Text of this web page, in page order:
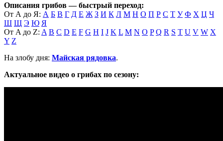
Описания грибов — быстрый переход:
От А до Я: А Б В Г Д Е Ж З И К Л М Н О П Р С Т У Ф Х Ц Ч
Ш Щ Э Ю Я
От A до Z: A B C D E F G H I J K L M N O P Q R S T U V W X
Y Z
На злобу дня: Майская рядовка.
Актуальное видео о грибах по сезону: